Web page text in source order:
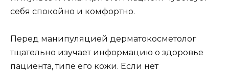
себя спокойно и комфортно.
Перед манипуляцией дерматокосметолог
тщательно изучает информацию о здоровье
пациента, типе его кожи. Если нет